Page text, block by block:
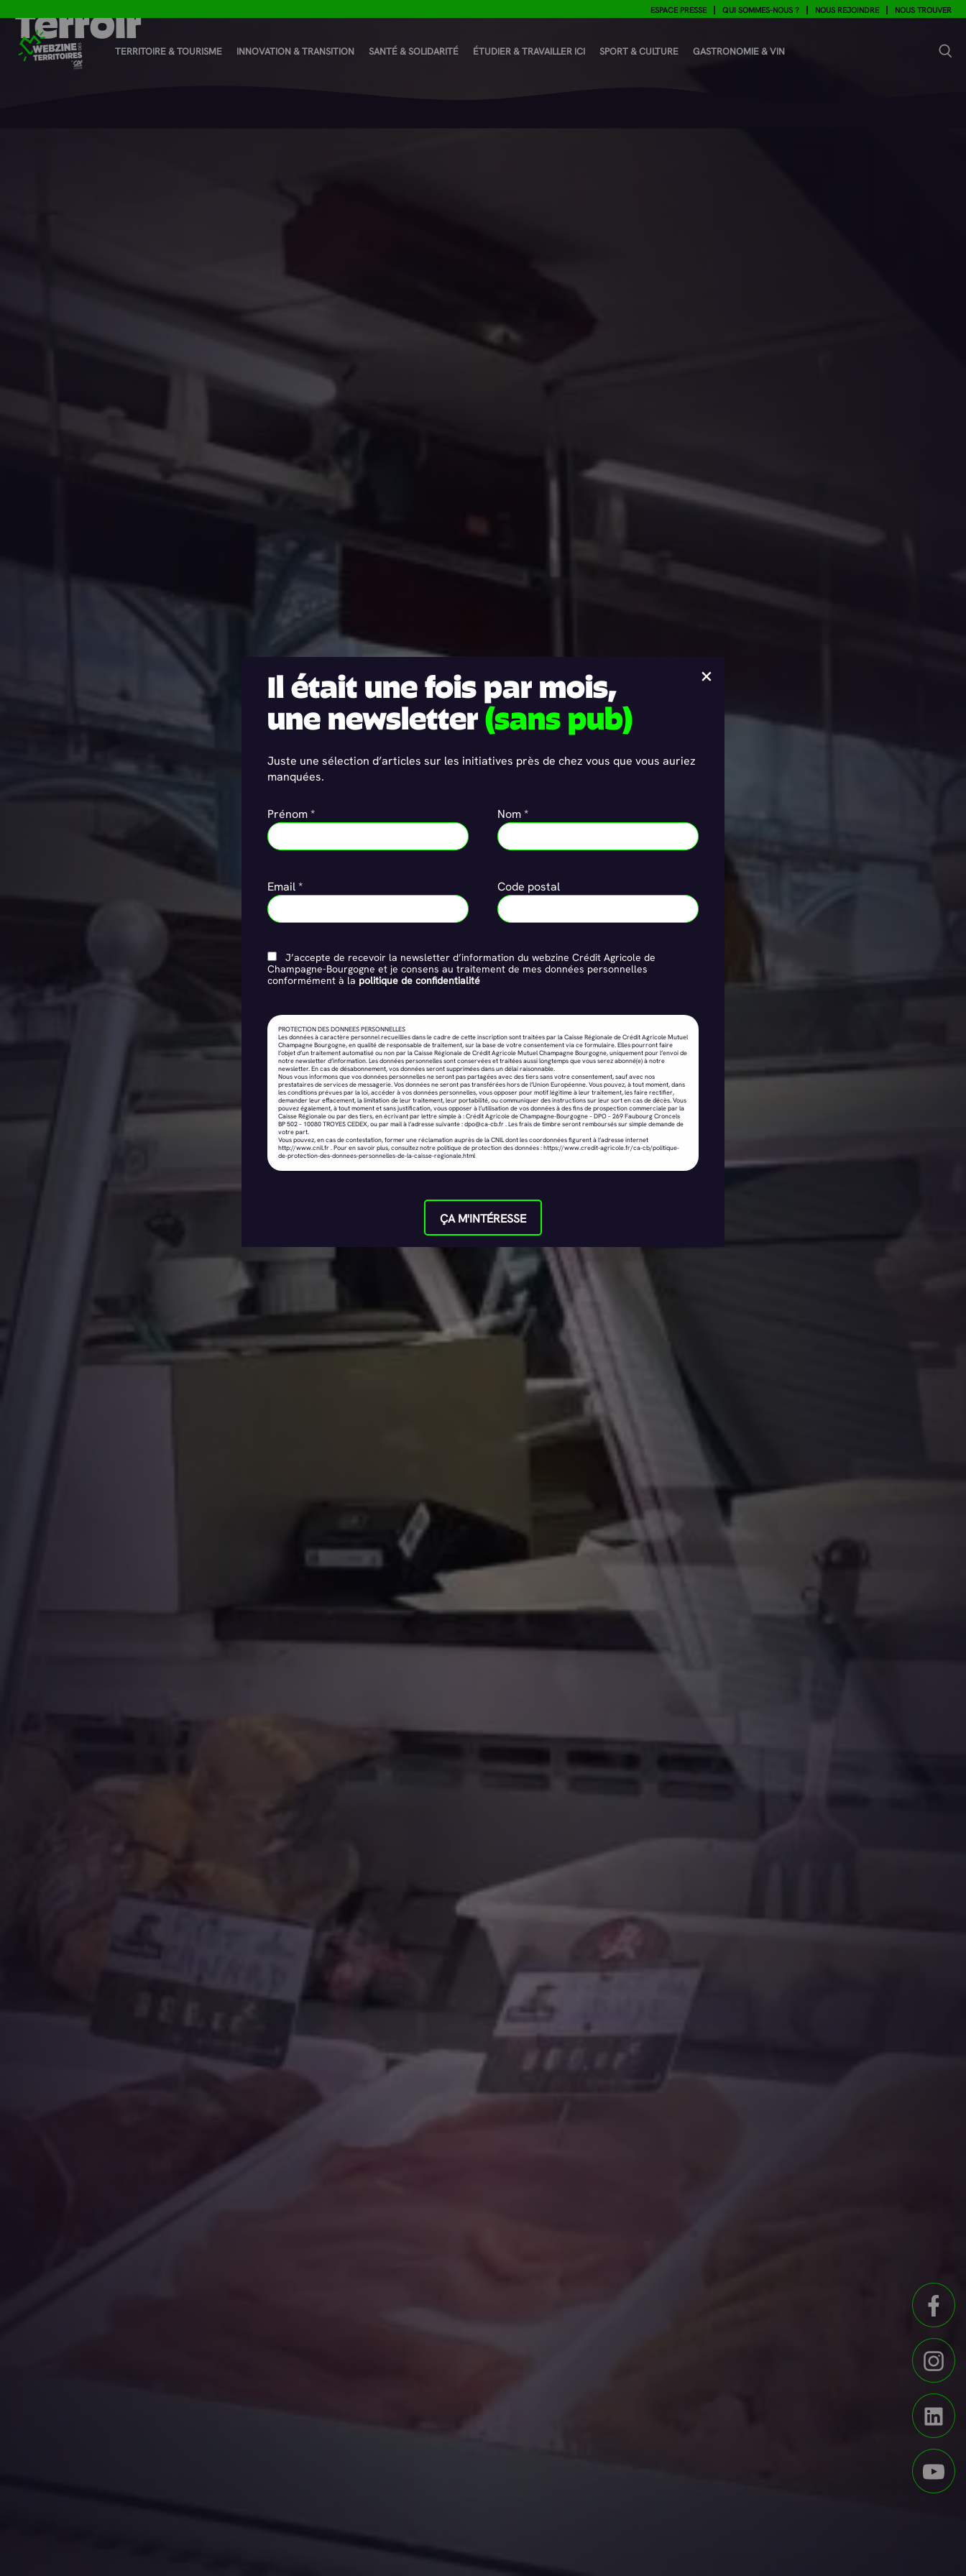
ESPACE PRESSE QUI SOMMES-NOUS ? NOUS REJOINDRE NOUS TROUVER
TERRITOIRE & TOURISME INNOVATION & TRANSITION SANTÉ & SOLIDARITÉ ÉTUDIER & TRAVAILLER ICI SPORT & CULTURE GASTRONOMIE & VIN
Terroir
×
Il était une fois par mois,
une newsletter(sans pub)
Juste une sélection d’articles sur les initiatives près de chez vous que vous auriez
manquées.
Prénom * Nom *
Email * Code postal
J’accepte de recevoir la newsletter d’information du webzine Crédit Agricole de
Champagne-Bourgogne et je consens au traitement de mes données personnelles
conformément à la politique de confidentialité
PROTECTION DES DONNEES PERSONNELLES
Les données à caractère personnel recueillies dans le cadre de cette inscription sont traitées par la Caisse Régionale de Crédit Agricole Mutuel
Champagne Bourgogne, en qualité de responsable de traitement, sur la base de votre consentement via ce formulaire. Elles pourront faire
l’objet d’un traitement automatisé ou non par la Caisse Régionale de Crédit Agricole Mutuel Champagne Bourgogne, uniquement pour l’envoi de
notre newsletter d’information. Les données personnelles sont conservées et traitées aussi longtemps que vous serez abonné(e) à notre
newsletter. En cas de désabonnement, vos données seront supprimées dans un délai raisonnable.
Nous vous informons que vos données personnelles ne seront pas partagées avec des tiers sans votre consentement, sauf avec nos
prestataires de services de messagerie. Vos données ne seront pas transférées hors de l’Union Européenne. Vous pouvez, à tout moment, dans
les conditions prévues par la loi, accéder à vos données personnelles, vous opposer pour motif légitime à leur traitement, les faire rectifier,
demander leur effacement, la limitation de leur traitement, leur portabilité, ou communiquer des instructions sur leur sort en cas de décès. Vous
pouvez également, à tout moment et sans justification, vous opposer à l’utilisation de vos données à des fins de prospection commerciale par la
Caisse Régionale ou par des tiers, en écrivant par lettre simple à : Crédit Agricole de Champagne-Bourgogne – DPO – 269 Faubourg Croncels
BP 502 – 10080 TROYES CEDEX, ou par mail à l’adresse suivante :dpo@ca-cb.fr. Les frais de timbre seront remboursés sur simple demande de
votre part.
Vous pouvez, en cas de contestation, former une réclamation auprès de la CNIL dont les coordonnées figurent à l’adresse internet
http://www.cnil.fr. Pour en savoir plus, consultez notre politique de protection des données :https://www.credit-agricole.fr/ca-cb/politique-
de-protection-des-donnees-personnelles-de-la-caisse-regionale.html
ÇA M'INTÉRESSE